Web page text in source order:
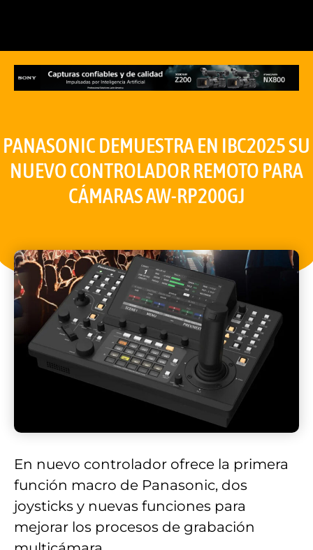
PANASONIC DEMUESTRA EN IBC2025 SU
NUEVO CONTROLADOR REMOTO PARA
CÁMARAS AW-RP200GJ
En nuevo controlador ofrece la primera
función macro de Panasonic, dos
joysticks y nuevas funciones para
mejorar los procesos de grabación